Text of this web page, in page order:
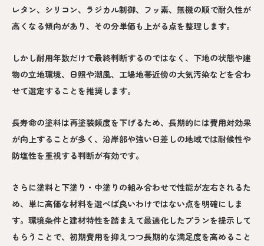
レタン、シリコン、ラジカル制御、フッ素、無機の順で耐久性が
高くなる傾向があり、その分単価も上がる点を整理します。
しかし耐用年数だけで最終判断するのではなく、下地の状態や建
物の立地環境、日照や潮風、工場地帯近傍の大気汚染などを合わ
せて選定することを推奨します。
長寿命の塗料は再塗装頻度を下げるため、長期的には費用対効果
が向上することが多く、沿岸部や強い日差しの地域では耐候性や
防塩性を重視する判断が有効です。
さらに塗料と下塗り・中塗りの組み合わせで性能が左右されるた
め、単に高価な材料を選べば良いわけではない点を明確にしま
す。環境条件と建材特性を踏まえて最適化したプランを提示して
もらうことで、初期費用を抑えつつ長期的な満足度を高めること